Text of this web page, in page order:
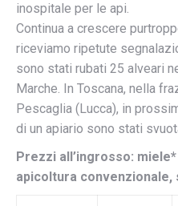
inospitale per le api.
Continua a crescere
riceviamo ripetute
sono stati rubati 25 alveari
Marche. In Toscana, nella
Pescaglia (Lucca), in
di un apiario sono stati
Prezzi all’ingrosso:
apicoltura